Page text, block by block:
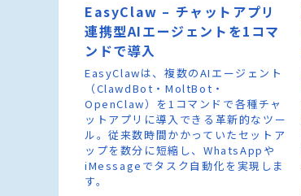
EasyClaw – チャットアプリ
連携型AIエージェントを1コマ
ンドで導入
EasyClawは、複数のAIエージェント
（ClawdBot・MoltBot・
OpenClaw）を1コマンドで各種チャ
ットアプリに導入できる革新的なツー
ル。従来数時間かかっていたセットア
ップを数分に短縮し、WhatsAppや
iMessageでタスク自動化を実現しま
す。